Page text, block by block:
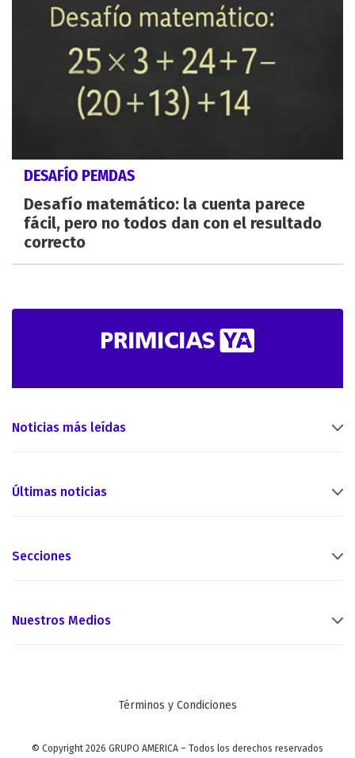
DESAFÍO PEMDAS
Desafío matemático: la cuenta parece
fácil, pero no todos dan con el resultado
correcto
Noticias más leídas
Últimas noticias
Secciones
Nuestros Medios
Términos y Condiciones
© Copyright 2026 GRUPO AMERICA – Todos los derechos reservados